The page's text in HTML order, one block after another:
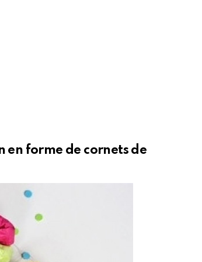
en forme de cornets de